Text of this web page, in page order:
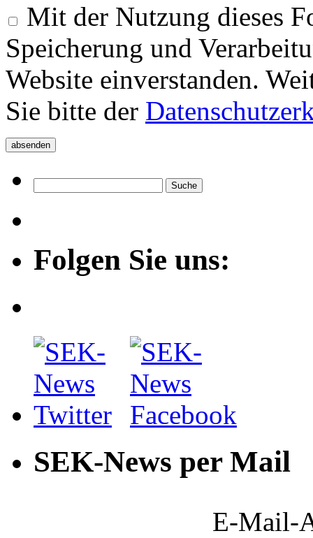
Mit der Nutzung dieses
Speicherung und
Website einverstanden.
Sie bitte der
Folgen Sie uns:
SEK-News per Mail
E-Mail-